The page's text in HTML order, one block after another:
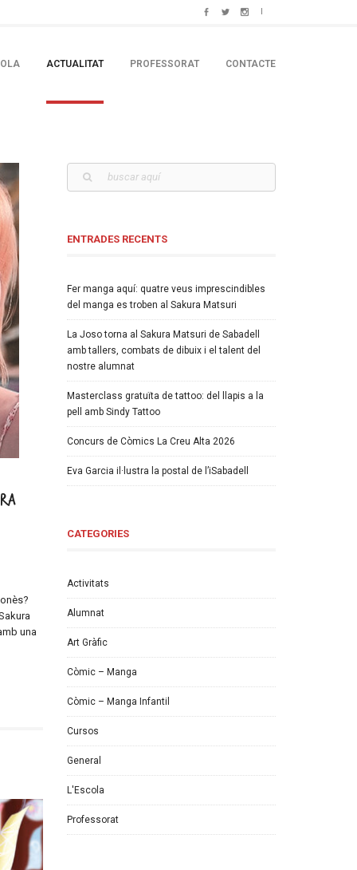
ACTUALITAT PROFESSORAT CONTACTE
una
ENTRADES RECENTS
Fer manga aquí: quatre veus imprescindibles
del manga es troben al Sakura Matsuri
La Joso torna al Sakura Matsuri de Sabadell
amb tallers, combats de dibuix i el talent del
nostre alumnat
Masterclass gratuïta de tattoo: del llapis a la
pell amb Sindy Tattoo
Concurs de Còmics La Creu Alta 2026
Eva Garcia il·lustra la postal de l’iSabadell
CATEGORIES
Activitats
Alumnat
Art Gràfic
Còmic – Manga
Còmic – Manga Infantil
Cursos
General
L'Escola
Professorat